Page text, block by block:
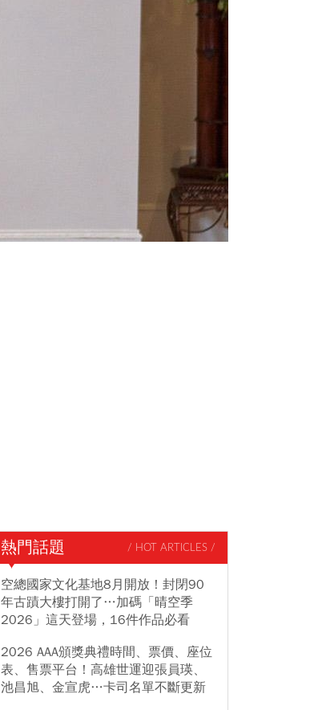
熱門話題 / HOT ARTICLES /
空總國家文化基地8月開放！封閉90
年古蹟大樓打開了…加碼「晴空季
2026」這天登場，16件作品必看
2026 AAA頒獎典禮時間、票價、座位
表、售票平台！高雄世運迎張員瑛、
池昌旭、金宣虎…卡司名單不斷更新